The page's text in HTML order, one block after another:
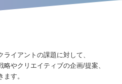
イアントの課題に対して、
やクリエイティブの企画/提案、
す。